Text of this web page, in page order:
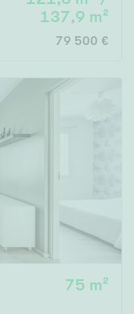
137,9 m²
79 500 €
75 m²